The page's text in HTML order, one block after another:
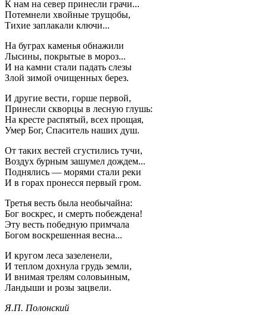
К нам на север принесли грачи...
Потемнели хвойные трущобы,
Тихие заплакали ключи...
На буграх каменья обнажили
Лысины, покрытые в мороз...
И на камни стали падать слезы
Злой зимой очищенных берез.
И другие вести, горше первой,
Принесли скворцы в лесную глушь:
На кресте распятый, всех прощая,
Умер Бог, Спаситель наших душ.
От таких вестей сгустились тучи,
Воздух бурным зашумел дождем...
Поднялись — морями стали реки
И в горах пронесся первый гром.
Третья весть была необычайна:
Бог воскрес, и смерть побеждена!
Эту весть победную примчала
Богом воскрешенная весна...
И кругом леса зазеленели,
И теплом дохнула грудь земли,
И внимая трелям соловьиным,
Ландыши и розы зацвели.
Я.П. Полонский